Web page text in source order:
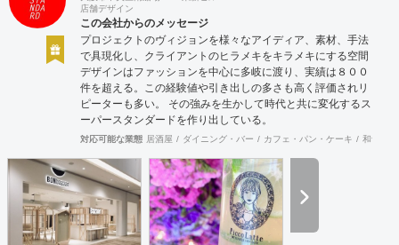
店舗デザイン
この会社からのメッセージ
プロジェクトのヴィジョンを様々なアイディア、素材、手法
で具現化し、クライアントのヒラメキをキラメキにする空間
デザインはファッションを中心に多岐に渡り、実績は８００
件を超える。この経験値や引き出しの多さも高く評価されリ
ピーターも多い。 その強みを生かして時代と共に変化するス
ーパースタンダードを作り出している。
対応可能な業態 居酒屋 ダイニング・バー カフェ・パン・ケーキ 和食・